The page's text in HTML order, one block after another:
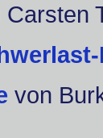
Carsten
von